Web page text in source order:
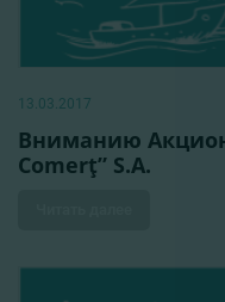
13.03.2017
Вниманию
Comerţ” S.A.